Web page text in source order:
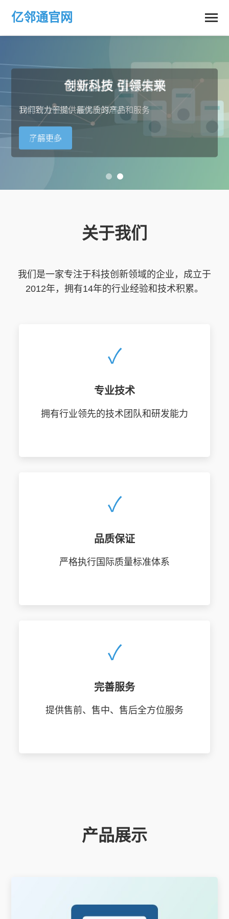
亿邻通官网
创新科技 引领未来
我们致力于提供最优质的产品和服务
了解更多
专业品质 值得信赖
14年行业经验，服务全球客户
产品中心
关于我们
我们是一家专注于科技创新领域的企业，成立于
2012年，拥有14年的行业经验和技术积累。
✓
专业技术
拥有行业领先的技术团队和研发能力
✓
品质保证
严格执行国际质量标准体系
✓
完善服务
提供售前、售中、售后全方位服务
产品展示